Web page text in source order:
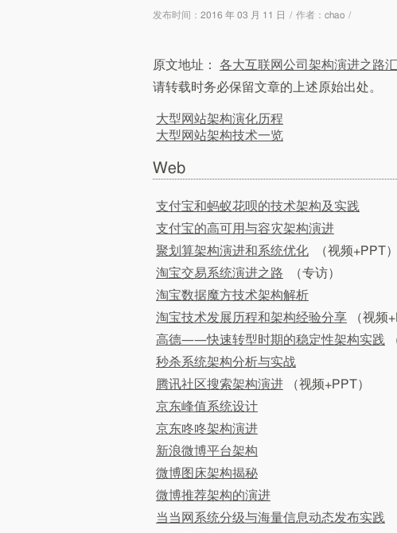
发布时间： 2016 年 03 月 11 日 / 作者： chao /
原文地址： 各大互联网公司架构演进之路
请转载时务必保留文章的上述原始出处。
大型网站架构演化历程
大型网站架构技术一览
Web
支付宝和蚂蚁花呗的技术架构及实践
支付宝的高可用与容灾架构演进
聚划算架构演进和系统优化
（视频+PPT）
淘宝交易系统演进之路
（专访）
淘宝数据魔方技术架构解析
淘宝技术发展历程和架构经验分享
（视频
高德——快速转型时期的稳定性架构实践
秒杀系统架构分析与实战
腾讯社区搜索架构演进
（视频+PPT）
京东峰值系统设计
京东咚咚架构演进
新浪微博平台架构
微博图床架构揭秘
微博推荐架构的演进
当当网系统分级与海量信息动态发布实践